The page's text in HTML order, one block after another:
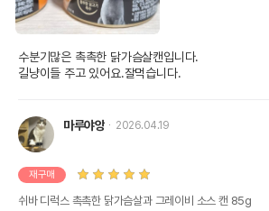
수분기많은 촉촉한 닭가슴살캔입니다.
길냥이들 주고 있어요.잘먹습니다.
마루야앙 2026.04.19
재구매
쉬바 디럭스 촉촉한 닭가슴살과 그레이비 소스 캔 85g